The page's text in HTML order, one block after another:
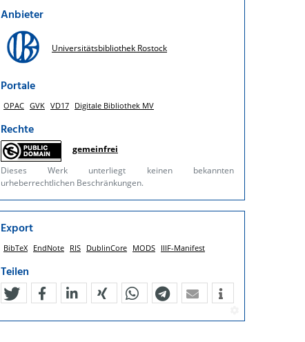
Anbieter
Universitätsbibliothek Rostock
Portale
OPAC GVK VD17 Digitale Bibliothek MV
Rechte
gemeinfrei
Dieses Werk unterliegt keinen bekannten
urheberrechtlichen Beschränkungen.
Export
BibTeX EndNote RIS DublinCore MODS IIIF-Manifest
Teilen